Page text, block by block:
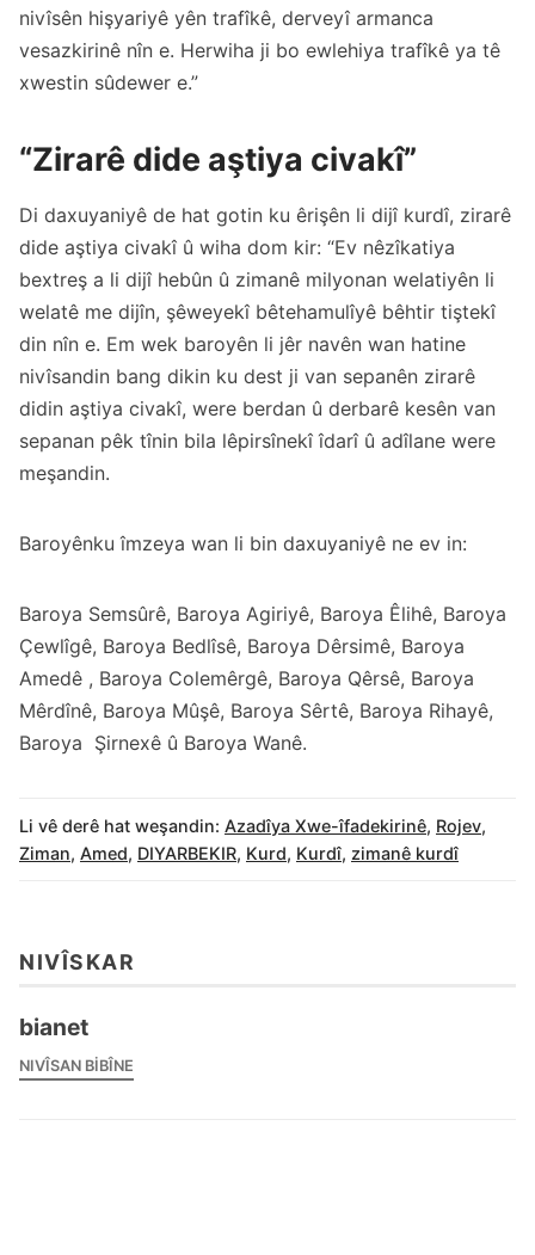
nivîsên hişyariyê yên trafîkê, derveyî armanca
vesazkirinê nîn e. Herwiha ji bo ewlehiya trafîkê ya tê
xwestin sûdewer e.”
“Zirarê dide aştiya civakî”
Di daxuyaniyê de hat gotin ku êrişên li dijî kurdî, zirarê
dide aştiya civakî û wiha dom kir: “Ev nêzîkatiya
bextreş a li dijî hebûn û zimanê milyonan welatiyên li
welatê me dijîn, şêweyekî bêtehamulîyê bêhtir tiştekî
din nîn e. Em wek baroyên li jêr navên wan hatine
nivîsandin bang dikin ku dest ji van sepanên zirarê
didin aştiya civakî, were berdan û derbarê kesên van
sepanan pêk tînin bila lêpirsînekî îdarî û adîlane were
meşandin.
Baroyênku îmzeya wan li bin daxuyaniyê ne ev in:
Baroya Semsûrê, Baroya Agiriyê, Baroya Êlihê, Baroya
Çewlîgê, Baroya Bedlîsê, Baroya Dêrsimê, Baroya
Amedê , Baroya Colemêrgê, Baroya Qêrsê, Baroya
Mêrdînê, Baroya Mûşê, Baroya Sêrtê, Baroya Rihayê,
Baroya Şirnexê û Baroya Wanê.
Li vê derê hat weşandin: Azadîya Xwe-îfadekirinê, Rojev,
Ziman, Amed, DIYARBEKIR, Kurd, Kurdî, zimanê kurdî
NIVÎSKAR
bianet
NIVÎSAN BIBÎNE